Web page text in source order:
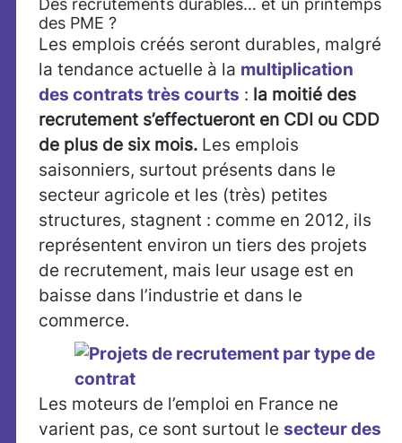
Des recrutements durables… et un printemps
des PME ?
Les emplois créés seront durables, malgré
la tendance actuelle à la multiplication
des contrats très courts : la moitié des
recrutement s’effectueront en CDI ou CDD
de plus de six mois. Les emplois
saisonniers, surtout présents dans le
secteur agricole et les (très) petites
structures, stagnent : comme en 2012, ils
représentent environ un tiers des projets
de recrutement, mais leur usage est en
baisse dans l’industrie et dans le
commerce.
Les moteurs de l’emploi en France ne
varient pas, ce sont surtout le secteur des